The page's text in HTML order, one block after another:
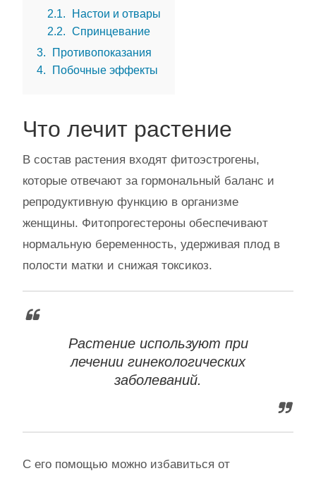
2.1
Настои и отвары
2.2
Спринцевание
3
Противопоказания
4
Побочные эффекты
Что лечит растение
В состав растения входят фитоэстрогены,
которые отвечают за гормональный баланс и
репродуктивную функцию в организме
женщины. Фитопрогестероны обеспечивают
нормальную беременность, удерживая плод в
полости матки и снижая токсикоз.
Растение используют при
лечении гинекологических
заболеваний.
С его помощью можно избавиться от